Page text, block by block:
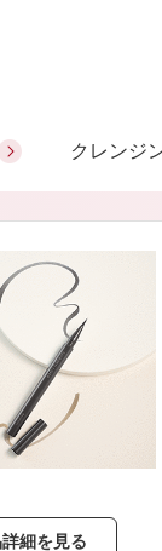
クレンジ
オイル
ト
ビス
ル
ア
＆ミネラ
ト
細を見る